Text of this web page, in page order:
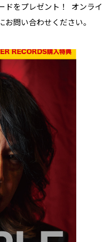
ドをプレゼント！ オンラ
問い合わせください。